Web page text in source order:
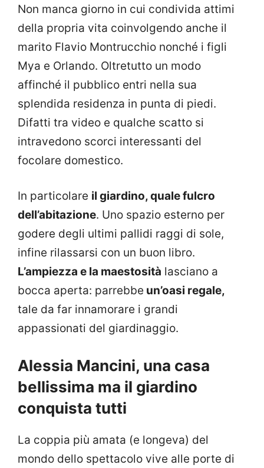
Non manca giorno in cui condivida attimi
della propria vita coinvolgendo anche il
marito Flavio Montrucchio nonché i figli
Mya e Orlando. Oltretutto un modo
affinché il pubblico entri nella sua
splendida residenza in punta di piedi.
Difatti tra video e qualche scatto si
intravedono scorci interessanti del
focolare domestico.
In particolare il giardino, quale fulcro
dell’abitazione. Uno spazio esterno per
godere degli ultimi pallidi raggi di sole,
infine rilassarsi con un buon libro.
L’ampiezza e la maestosità lasciano a
bocca aperta: parrebbe un’oasi regale,
tale da far innamorare i grandi
appassionati del giardinaggio.
Alessia Mancini, una casa
bellissima ma il giardino
conquista tutti
La coppia più amata (e longeva) del
mondo dello spettacolo vive alle porte di